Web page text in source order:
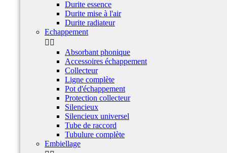
Durite essence
Durite mise à l'air
Durite radiateur
Echappement
 
Absorbant phonique
Accessoires échappement
Collecteur
Ligne complète
Pot d'échappement
Protection collecteur
Silencieux
Silencieux universel
Tube de raccord
Tubulure complète
Embiellage